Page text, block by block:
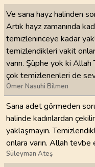
Ve sana hayz halinden
Artık hayz zamanında
temizleninceye kadar
temizlendikleri vakit
varın. Şüphe yok ki
çok temizlenenleri de
Ömer Nasuhi Bilmen
Sana adet görmeden
halinde kadınlardan
yaklaşmayın.
onlara varın. Allah
Süleyman Ateş